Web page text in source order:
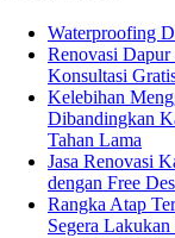
Waterproofing
Renovasi Dapur
Konsultasi
Kelebihan
Dibandingkan
Tahan Lama
Jasa Renovasi
dengan Free
Rangka Atap
Segera